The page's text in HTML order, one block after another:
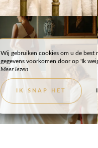
FOTO'S EN
Wij gebruiken cookies om u de best
gegevens voorkomen door op 'Ik
Meer lezen
IK SNAP HET